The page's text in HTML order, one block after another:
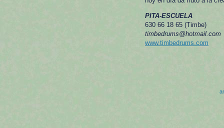
PITA-ESCUELA
630 66 18 65 (Timbe)
timbedrums@hotmail.com
www.timbedrums.com